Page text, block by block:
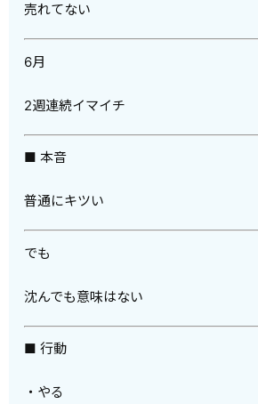
売れてない
6月
2週連続イマイチ
■ 本音
普通にキツい
でも
沈んでも意味はない
■ 行動
・やる